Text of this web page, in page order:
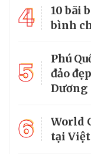
4
10 bãi
bình
5
Phú
đảo
Dương
6
World
tại Việt